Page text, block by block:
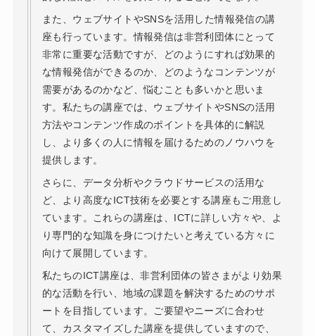
また、ウェブサイトやSNSを活用した情報発信の講
座も行っています。情報発信は非営利団体にとって
非常に重要な活動ですが、どのようにすれば効果的
な情報発信ができるのか、どのようなコンテンツが
需要があるのかなど、悩むことも多いかと思いま
す。私たちの講座では、ウェブサイトやSNSの活用
方法やコンテンツ作成のポイントを具体的に解説
し、より多くの人に情報を届けるためのノウハウを
提供します。
さらに、データ分析やクラウドサービスの活用な
ど、より高度なICT技術を必要とする講座もご用意し
ています。これらの講座は、ICTに詳しい方々や、よ
り専門的な知識を身につけたいと考えている方々に
向けて展開しています。
私たちのICT講座は、非営利団体の皆さまがより効果
的な活動を行い、地域の課題を解決するためのサポ
ートを目指しています。ご要望やニーズに合わせ
て、カスタマイズした講座を提供していますので、